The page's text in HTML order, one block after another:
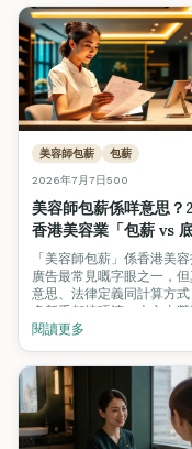
美容師包薪 包薪
2026年7月7日500
美容師包薪係咩意思？
香港美容業「包薪 vs
+佣金」全面拆解
「美容師包薪」係香港美
廣告最常見嘅字眼之一，但
意思、法律定義同計算方
多新手都搞唔清。本文由勞
《僱傭條例》第 57 章、業
Workstem 等多個來源，
解包薪、底薪加佣金、純
制度嘅分別，教你點樣睇
offer、點樣揀入行方向。
閱讀更多